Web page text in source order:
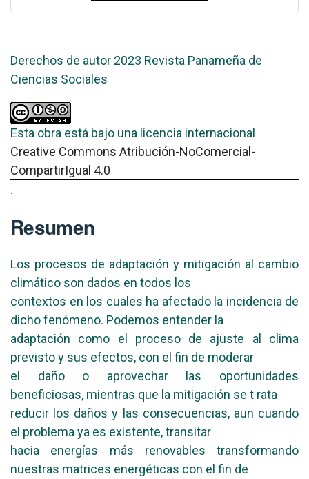
Derechos de autor 2023 Revista Panameña de
Ciencias Sociales
Esta obra está bajo una licencia internacional
Creative Commons Atribución-NoComercial-
CompartirIgual 4.0
.
Resumen
Los procesos de adaptación y mitigación al cambio
climático son dados en todos los
contextos en los cuales ha afectado la incidencia de
dicho fenómeno. Podemos entender la
adaptación como el proceso de ajuste al clima
previsto y sus efectos, con el fin de moderar
el daño o aprovechar las oportunidades
beneficiosas, mientras que la mitigación se t rata
reducir los daños y las consecuencias, aun cuando
el problema ya es existente, transitar
hacia energías más renovables transformando
nuestras matrices energéticas con el fin de